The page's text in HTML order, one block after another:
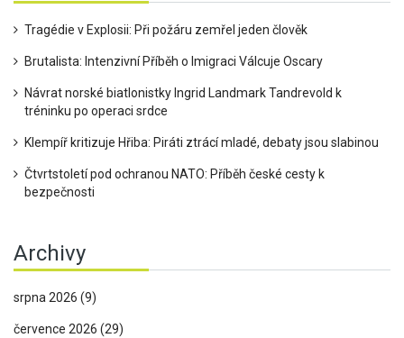
Tragédie v Explosii: Při požáru zemřel jeden člověk
Brutalista: Intenzivní Příběh o Imigraci Válcuje Oscary
Návrat norské biatlonistky Ingrid Landmark Tandrevold k
tréninku po operaci srdce
Klempíř kritizuje Hřiba: Piráti ztrácí mladé, debaty jsou slabinou
Čtvrtstoletí pod ochranou NATO: Příběh české cesty k
bezpečnosti
Archivy
srpna 2026 (9)
července 2026 (29)